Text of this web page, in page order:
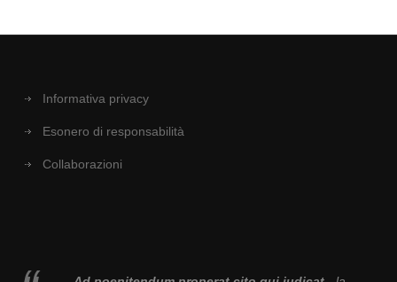
Informativa privacy
Esonero di responsabilità
Collaborazioni